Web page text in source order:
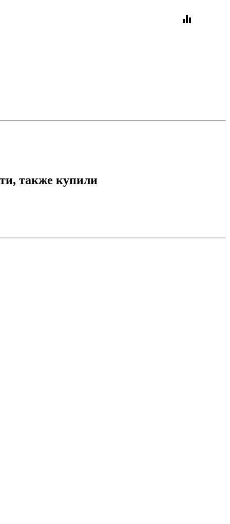
equalizer
также купили